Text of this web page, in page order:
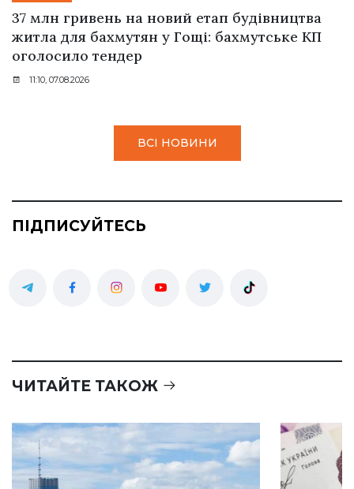
37 млн гривень на новий етап будівництва
житла для бахмутян у Гощі: бахмутське КП
оголосило тендер
11:10, 07.08.2026
ВСІ НОВИНИ
ПІДПИСУЙТЕСЬ
ЧИТАЙТЕ ТАКОЖ